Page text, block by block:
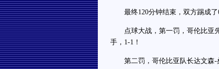
最终120分钟结束，双方踢成了
点球大战，第一罚，哥伦比亚先
手，1-1！
第二罚，哥伦比亚队长达文森-